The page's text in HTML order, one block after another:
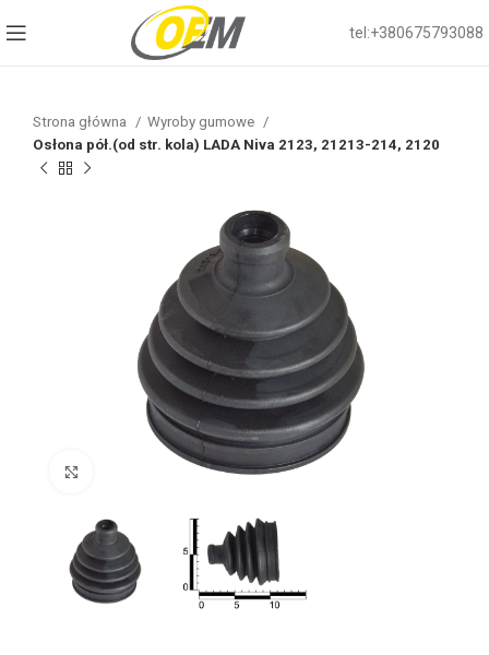
tel:+380675793088
Strona główna
Wyroby gumowe
Osłona pół.(od str. kola) LADA Niva 2123, 21213-214, 2120
Click to enlarge